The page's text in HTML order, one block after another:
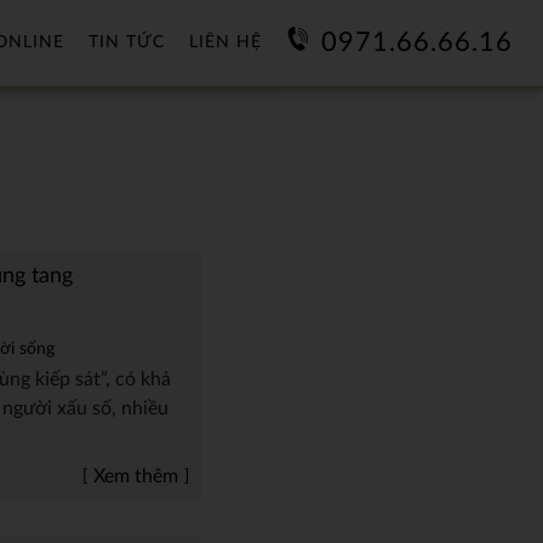
TIN TỨC LIÊN HỆ 0971.66.66.16
tang
sống
kiếp sát”, có khả
xấu số, nhiều
Xem thêm